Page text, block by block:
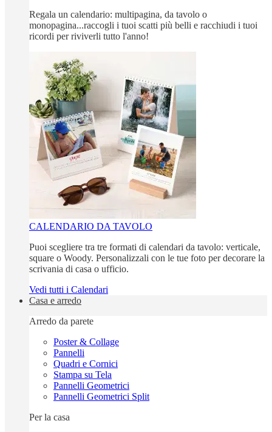
Regala un calendario: multipagina, da tavolo o
monopagina...raccogli i tuoi scatti più belli e racchiudi i tuoi
ricordi per riviverli tutto l'anno!
CALENDARIO DA TAVOLO
Puoi scegliere tra tre formati di calendari da tavolo: verticale,
square o Woody. Personalizzali con le tue foto per decorare la
scrivania di casa o ufficio.
Vedi tutti i Calendari
Casa e arredo
Arredo da parete
Poster & Collage
Pannelli
Quadri e Cornici
Stampa su Tela
Pannelli Geometrici
Pannelli Geometrici Split
Per la casa